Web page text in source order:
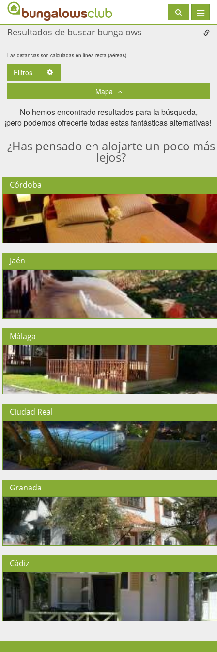
Toggle
Resultados de buscar bungalows
Las distancias son calculadas en línea recta (aéreas).
Filtros
Mapa
No hemos encontrado resultados para la búsqueda,
¡pero podemos ofrecerte todas estas fantásticas alternativas! ​
¿Has pensado en alojarte un poco más
lejos?
Córdoba
Jaén
Málaga
Ciudad Real
Granada
Cádiz